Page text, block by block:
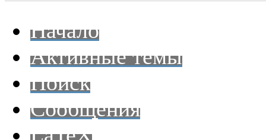
Начало
Активные темы
Поиск
Сообщения
LaTeX